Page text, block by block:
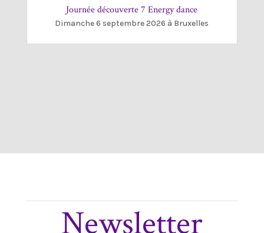
Journée découverte 7 Energy dance
Dimanche 6 septembre 2026 à Bruxelles
Newsletter